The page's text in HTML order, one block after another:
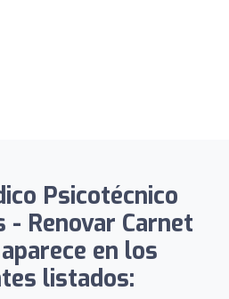
Psicotécnico
Renovar Carnet
en los
listados: